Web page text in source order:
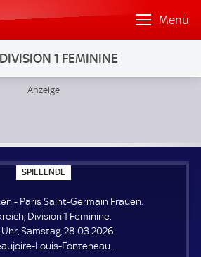
Menü
1 FEMININE
SPIELENDE
P
E
L
E
N
D
E
- Paris Saint-Germain Frauen.
Division 1 Feminine.
Uhr, Samstag, 28.03.2026.
Louis-Fonteneau.